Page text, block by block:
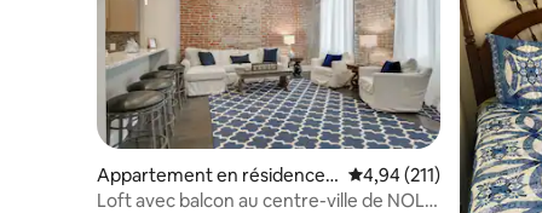
Appartement en résidence ⋅
La Nouvelle-Orléans
Évaluation moyenne
4,94 (211)
Loft avec balcon au centre-ville de NOLA